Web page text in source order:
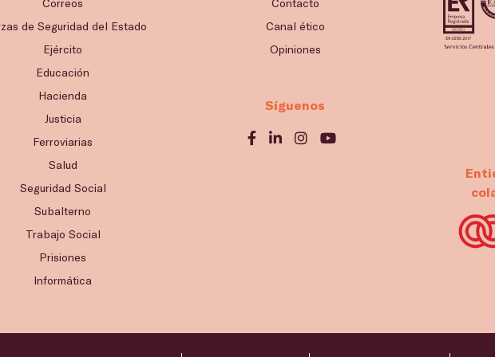
Correos
de Seguridad del Estado
Ejército
Educación
Hacienda
Justicia
Ferroviarias
Salud
Seguridad Social
Subalterno
Trabajo Social
Prisiones
Informática
Contacto
Canal ético
Opiniones
Síguenos